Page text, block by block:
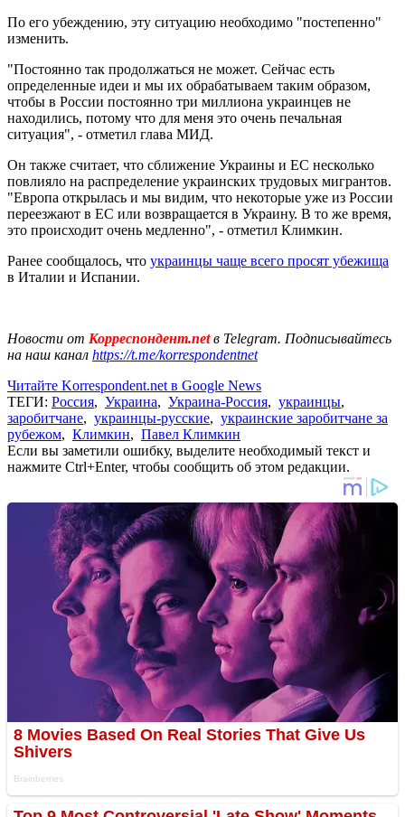
По его убеждению, эту ситуацию необходимо "постепенно"
изменить.
"Постоянно так продолжаться не может. Сейчас есть
определенные идеи и мы их обрабатываем таким образом,
чтобы в России постоянно три миллиона украинцев не
находились, потому что для меня это очень печальная
ситуация", - отметил глава МИД.
Он также считает, что сближение Украины и ЕС несколько
повлияло на распределение украинских трудовых мигрантов.
"Европа открылась и мы видим, что некоторые уже из России
переезжают в ЕС или возвращается в Украину. В то же время,
это происходит очень медленно", - отметил Климкин.
Ранее сообщалось, что украинцы чаще всего просят убежища
в Италии и Испании.
Новости от Корреспондент.netв Telegram. Подписывайтесь
на наш канал https://t.me/korrespondentnet
Читайте Korrespondent.net в Google News
ТЕГИ: Россия, Украина, Украина-Россия, украинцы,
заробитчане, украинцы-русские, украинские заробитчане за
рубежом, Климкин, Павел Климкин
Если вы заметили ошибку, выделите необходимый текст и
нажмите Ctrl+Enter, чтобы сообщить об этом редакции.